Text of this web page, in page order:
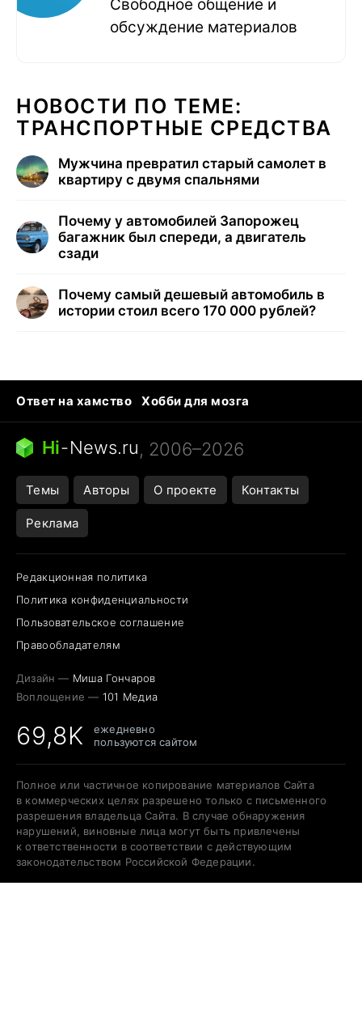
Свободное общение и
обсуждение материалов
НОВОСТИ ПО ТЕМЕ:
ТРАНСПОРТНЫЕ СРЕДСТВА
Мужчина превратил старый самолет в
квартиру с двумя спальнями
Почему у автомобилей Запорожец
багажник был спереди, а двигатель
сзади
Почему самый дешевый автомобиль в
истории стоил всего 170 000 рублей?
Ответ на хамство
Хобби для мозга
Бензин 100 и 95
Тунцы в океанариуме
Следующая пандемия
Hi-News.ru, 2006–2026
Темы Авторы О проекте Контакты
Реклама
Редакционная политика
Политика конфиденциальности
Пользовательское соглашение
Правообладателям
Дизайн — Миша Гончаров
Воплощение — 101 Медиа
69,8K
ежедневно
пользуются сайтом
Полное или частичное копирование материалов Сайта
в коммерческих целях разрешено только с письменного
разрешения владельца Сайта. В случае обнаружения
нарушений, виновные лица могут быть привлечены
к ответственности в соответствии с действующим
законодательством Российской Федерации.